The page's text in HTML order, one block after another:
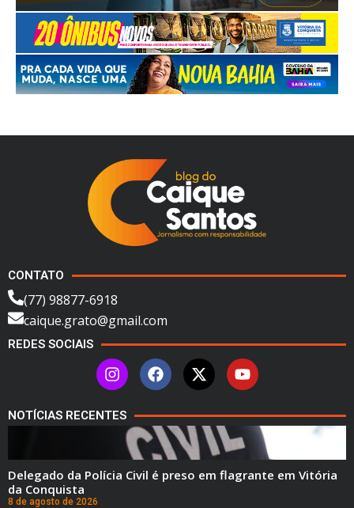
CONTATO
(77) 98877-6918
caique.grato@gmail.com
REDES SOCIAIS
NOTÍCIAS RECENTES
Delegado da Polícia Civil é preso em flagrante em Vitória
da Conquista
8 de agosto de 2026